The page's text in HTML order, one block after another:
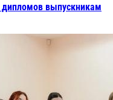
выпускникам